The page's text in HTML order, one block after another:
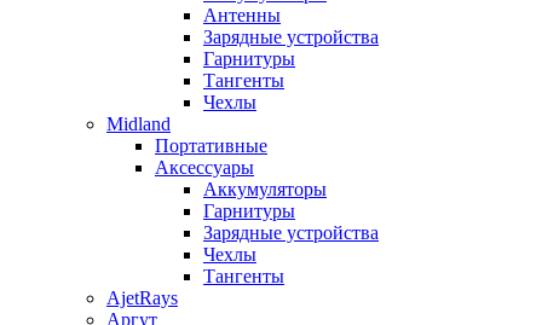
Антенны
Зарядные устройства
Гарнитуры
Тангенты
Чехлы
Midland
Портативные
Аксессуары
Аккумуляторы
Гарнитуры
Зарядные устройства
Чехлы
Тангенты
AjetRays
Аргут